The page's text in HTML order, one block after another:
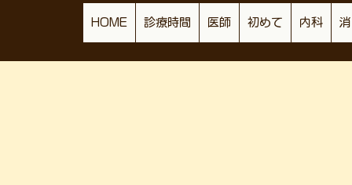
HOME 診療時間 医師 初めて 内科